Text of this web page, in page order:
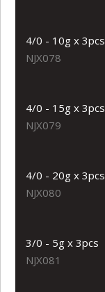
4/0 - 10g x 3pcs
NJX078
4/0 - 15g x 3pcs
NJX079
4/0 - 20g x 3pcs
NJX080
3/0 - 5g x 3pcs
NJX081